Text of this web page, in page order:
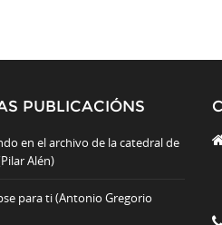
PUBLICACIÓNS
en el archivo de la catedral de
Alén)
para ti (Antonio Gregorio